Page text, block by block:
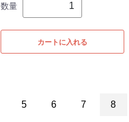
数量
カートに入れる
5 6 7 8